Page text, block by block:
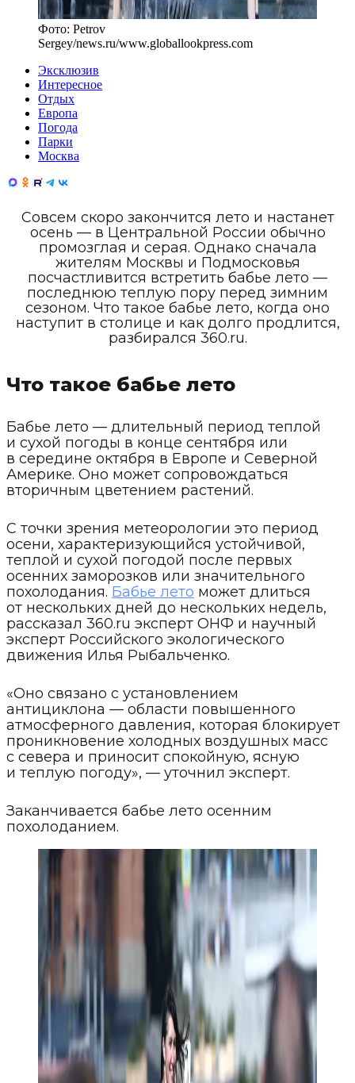
Фото: Petrov
Sergey/news.ru/www.globallookpress.com
Эксклюзив
Интересное
Отдых
Европа
Погода
Парки
Москва
Совсем скоро закончится лето и настанет
осень — в Центральной России обычно
промозглая и серая. Однако сначала
жителям Москвы и Подмосковья
посчастливится встретить бабье лето —
последнюю теплую пору перед зимним
сезоном. Что такое бабье лето, когда оно
наступит в столице и как долго продлится,
разбирался 360.ru.
Что такое бабье лето
Бабье лето — длительный период теплой
и сухой погоды в конце сентября или
в середине октября в Европе и Северной
Америке. Оно может сопровождаться
вторичным цветением растений.
С точки зрения метеорологии это период
осени, характеризующийся устойчивой,
теплой и сухой погодой после первых
осенних заморозков или значительного
похолодания. Бабье лето может длиться
от нескольких дней до нескольких недель,
рассказал 360.ru эксперт ОНФ и научный
эксперт Российского экологического
движения Илья Рыбальченко.
«Оно связано с установлением
антициклона — области повышенного
атмосферного давления, которая блокирует
проникновение холодных воздушных масс
с севера и приносит спокойную, ясную
и теплую погоду», — уточнил эксперт.
Заканчивается бабье лето осенним
похолоданием.